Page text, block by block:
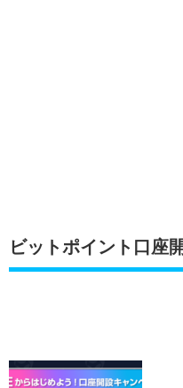
ビットポイント口座